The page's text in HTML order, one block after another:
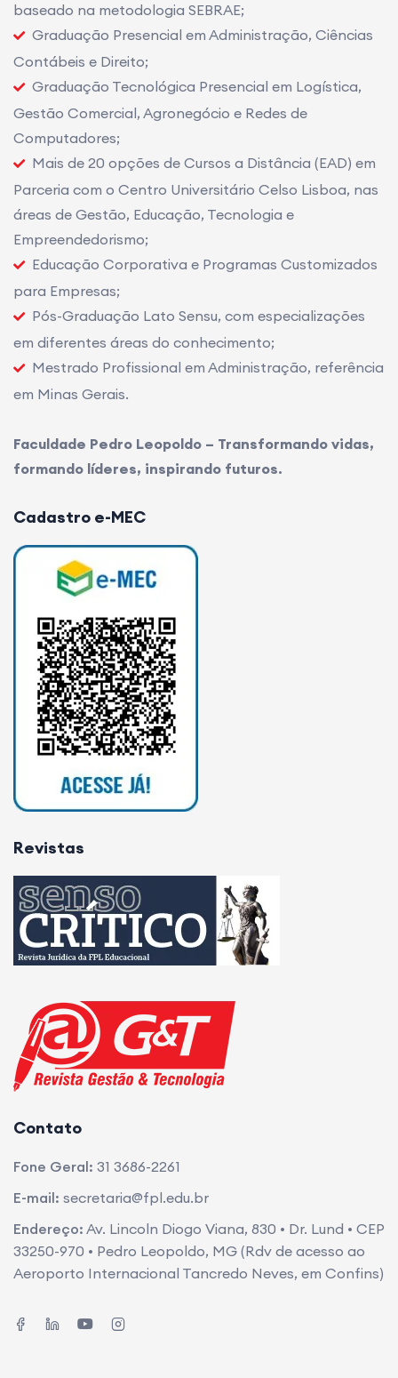
baseado na metodologia SEBRAE;
Graduação Presencial em Administração, Ciências
Contábeis e Direito;
Graduação Tecnológica Presencial em Logística,
Gestão Comercial, Agronegócio e Redes de
Computadores;
Mais de 20 opções de Cursos a Distância (EAD) em
Parceria com o Centro Universitário Celso Lisboa, nas
áreas de Gestão, Educação, Tecnologia e
Empreendedorismo;
Educação Corporativa e Programas Customizados
para Empresas;
Pós-Graduação Lato Sensu, com especializações
em diferentes áreas do conhecimento;
Mestrado Profissional em Administração, referência
em Minas Gerais.
Faculdade Pedro Leopoldo – Transformando vidas,
formando líderes, inspirando futuros.
Cadastro e-MEC
Revistas
Contato
Fone Geral: 31 3686-2261
E-mail: secretaria@fpl.edu.br
Endereço: Av. Lincoln Diogo Viana, 830 • Dr. Lund • CEP
33250-970 • Pedro Leopoldo, MG (Rdv de acesso ao
Aeroporto Internacional Tancredo Neves, em Confins)